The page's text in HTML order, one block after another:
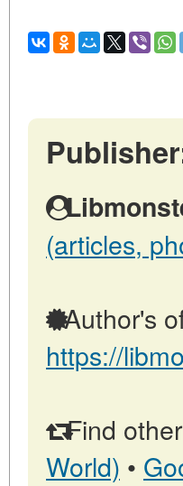
(articles,
Author's
https://
Find
World) •